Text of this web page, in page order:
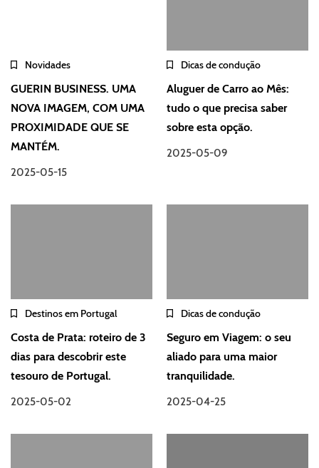
Novidades
GUERIN BUSINESS. UMA
NOVA IMAGEM, COM UMA
PROXIMIDADE QUE SE
MANTÉM.
2025-05-15
Dicas de condução
Aluguer de Carro ao Mês:
tudo o que precisa saber
sobre esta opção.
2025-05-09
Destinos em Portugal
Costa de Prata: roteiro de 3
dias para descobrir este
tesouro de Portugal.
2025-05-02
Dicas de condução
Seguro em Viagem: o seu
aliado para uma maior
tranquilidade.
2025-04-25